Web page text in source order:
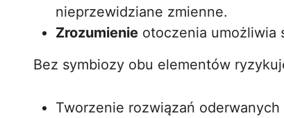
nieprzewidziane zmienne.
Zrozumienie otoczenia umożliwia
Bez symbiozy obu elementów
Tworzenie rozwiązań oderwanych